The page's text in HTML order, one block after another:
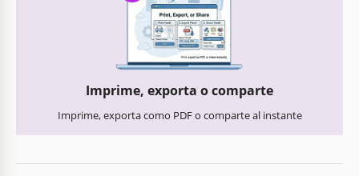
Imprime, exporta o comparte
Imprime, exporta como PDF o comparte al instante